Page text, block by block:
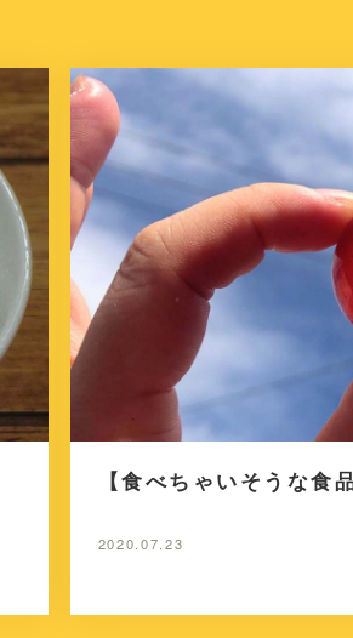
【食べちゃいそうな食
2020.07.23